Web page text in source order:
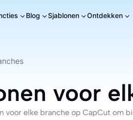
Blog Sjablonen Ontdekken
voor
voor elke branche op CapCut om